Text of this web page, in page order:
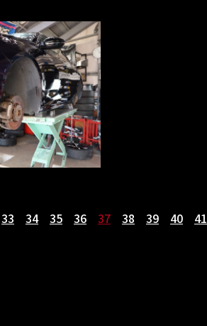
33 34 35 36 37 38 39 40 41